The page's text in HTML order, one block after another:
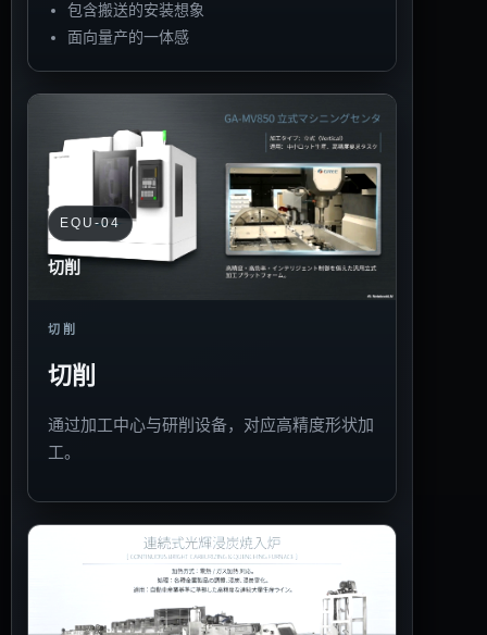
包含搬送的安装想象
面向量产的一体感
EQU-04
切削
切削
切削
通过加工中心与研削设备，对应高精度形状加
工。